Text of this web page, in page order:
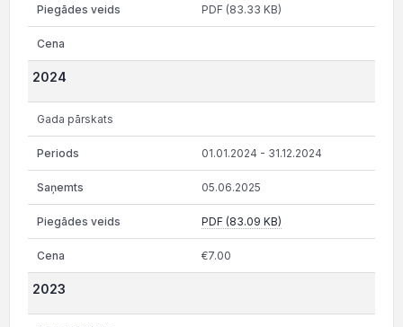
PDF (83.33 KB)
2024
Gada pārskats
01.01.2024 - 31.12.2024
05.06.2025
PDF (83.09 KB)
€7.00
2023